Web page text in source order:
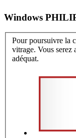
Windows
Pour poursuivre la
vitrage. Vous serez
adéquat.